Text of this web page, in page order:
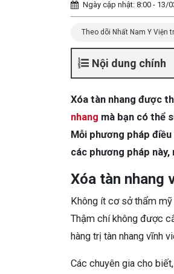
Ngày cập nhật: 8:00 - 13/
Theo dõi Nhất Nam Y Viện
Nội dung chính
Xóa tàn nhang được
nhang mà bạn có thể
Mỗi phương pháp
các phương pháp
Xóa tàn nhang
Không ít cơ sở thẩm mỹ
Thậm chí không được
hàng trị tàn nhang vĩnh
Các chuyên gia cho